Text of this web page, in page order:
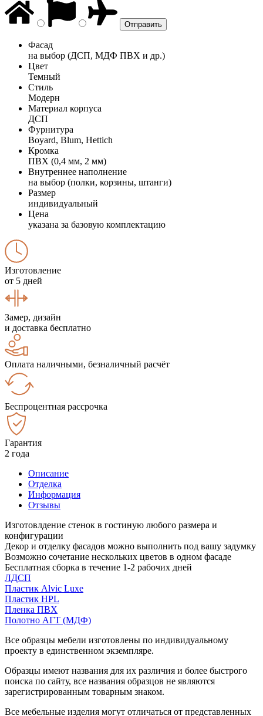
Фасад
на выбор (ДСП, МДФ ПВХ и др.)
Цвет
Темный
Стиль
Модерн
Материал корпуса
ДСП
Фурнитура
Boyard, Blum, Hettich
Кромка
ПВХ (0,4 мм, 2 мм)
Внутреннее наполнение
на выбор (полки, корзины, штанги)
Размер
индивидуальный
Цена
указана за базовую комплектацию
Изготовление
от 5 дней
Замер, дизайн
и доставка бесплатно
Оплата наличными, безналичный расчёт
Беспроцентная рассрочка
Гарантия
2 года
Описание
Отделка
Информация
Отзывы
Изготовлдение стенок в гостиную любого размера и
конфигурации
Декор и отделку фасадов можно выполнить под вашу задумку
Возможно сочетание нескольких цветов в одном фасаде
Бесплатная сборка в течение 1-2 рабочих дней
ЛДСП
Пластик Alvic Luxe
Пластик HPL
Пленка ПВХ
Полотно АГТ (МДФ)
Все образцы мебели изготовлены по индивидуальному
проекту в единственном экземпляре.
Образцы имеют названия для их различия и более быстрого
поиска по сайту, все названия образцов не являются
зарегистрированным товарным знаком.
Все мебельные изделия могут отличаться от представленных